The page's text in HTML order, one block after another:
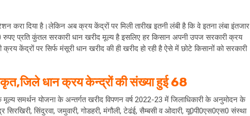
करा दिया है।लेकिन अब क्रय केंद्रों पर मिली तारीख इतनी लंबी है कि वे इतना लंबा इंतजार
प्रति कुंतल सरकारी धान खरीद मूल्य है इसलिए हर किसान अपनी उपज सरकारी क्रय
केंद्रों पर सिर्फ मंसूरी धान खरीद की ही खरीद हो रही है ऐसे में छोटे किसानों को सरकारी
धान क्रय केन्द्रों की संख्या हुई 68
मूल्य समर्थन योजना के अन्तर्गत खरीद विपणन वर्ष 2022-23 में जिलाधिकारी के अनुमोदन के
सिंदुरवा, जमुवारी, गोडहरी, मंगौली, टेढंई, सैम्बसी व ओदारी, यू0पी0एस0एस0 संस्था